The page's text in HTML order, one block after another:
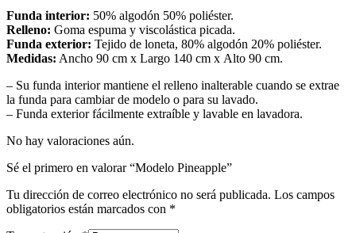
Funda interior: 50% algodón 50% poliéster.
Relleno: Goma espuma y viscolástica picada.
Funda exterior: Tejido de loneta, 80% algodón 20% poliéster.
Medidas: Ancho 90 cm x Largo 140 cm x Alto 90 cm.
– Su funda interior mantiene el relleno inalterable cuando se extrae
la funda para cambiar de modelo o para su lavado.
– Funda exterior fácilmente extraíble y lavable en lavadora.
No hay valoraciones aún.
Sé el primero en valorar “Modelo Pineapple”
Tu dirección de correo electrónico no será publicada. Los campos
obligatorios están marcados con *